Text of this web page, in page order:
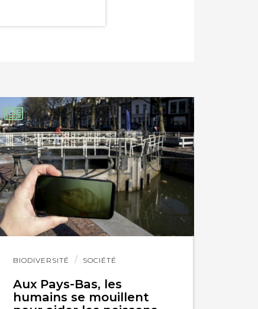
BIODIVERSITÉ SOCIÉTÉ
Aux Pays-Bas, les
humains se mouillent
Lire